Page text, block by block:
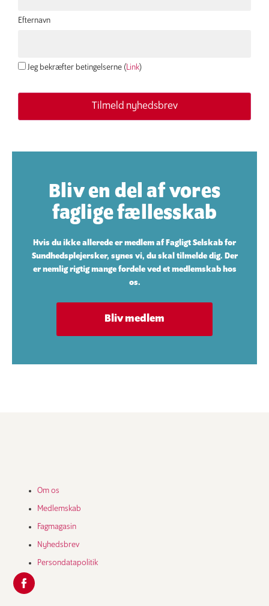
Efternavn
Jeg bekræfter betingelserne (Link)
Bliv en del af vores
faglige fællesskab
Hvis du ikke allerede er medlem af Fagligt Selskab for
Sundhedsplejersker, synes vi, du skal tilmelde dig. Der
er nemlig rigtig mange fordele ved et medlemskab hos
os.
Bliv medlem
Om os
Medlemskab
Fagmagasin
Nyhedsbrev
Persondatapolitik